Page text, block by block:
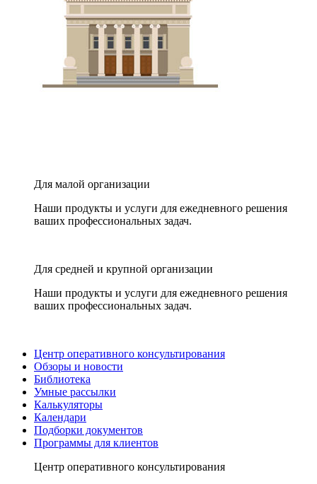
Для малой организации
Наши продукты и услуги для ежедневного решения
ваших профессиональных задач.
Для средней и крупной организации
Наши продукты и услуги для ежедневного решения
ваших профессиональных задач.
Центр оперативного консультирования
Обзоры и новости
Библиотека
Умные рассылки
Калькуляторы
Календари
Подборки документов
Программы для клиентов
Центр оперативного консультирования